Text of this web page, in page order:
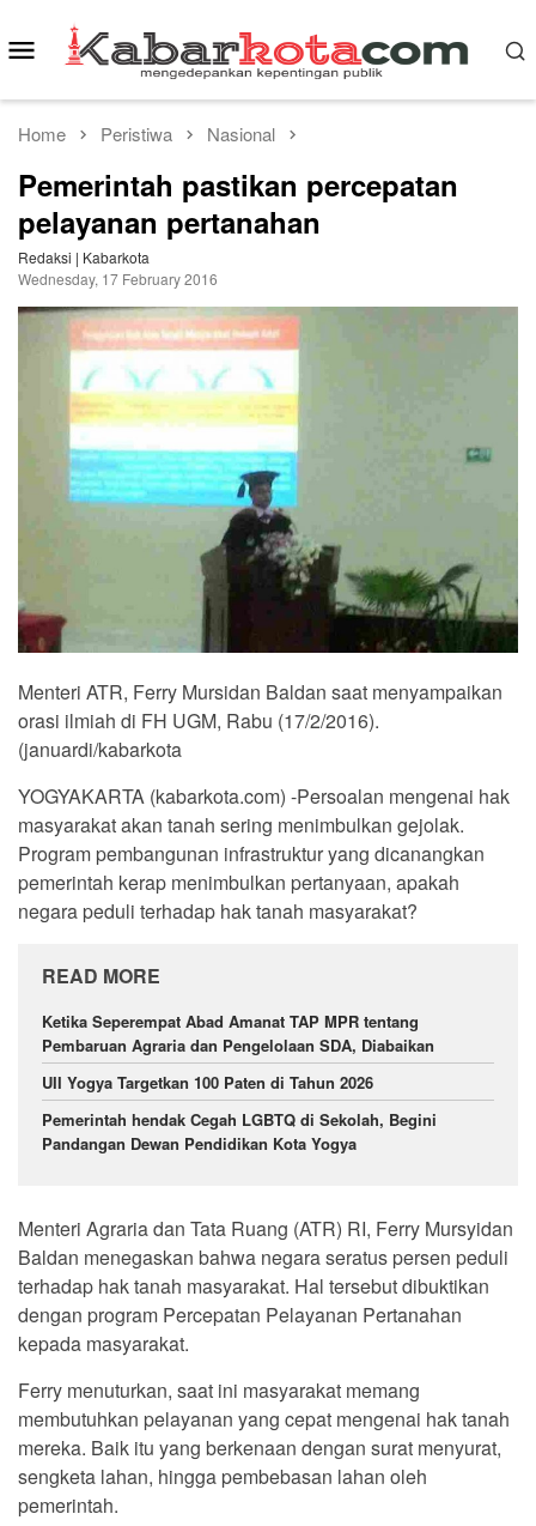
to
content
Mobile
Menu
Home Peristiwa Nasional
Pemerintah pastikan percepatan
pelayanan pertanahan
Redaksi | Kabarkota
Wednesday, 17 February 2016
Menteri ATR, Ferry Mursidan Baldan saat menyampaikan
orasi ilmiah di FH UGM, Rabu (17/2/2016).
(januardi/kabarkota
YOGYAKARTA (kabarkota.com) -Persoalan mengenai hak
masyarakat akan tanah sering menimbulkan gejolak.
Program pembangunan infrastruktur yang dicanangkan
pemerintah kerap menimbulkan pertanyaan, apakah
negara peduli terhadap hak tanah masyarakat?
READ MORE
Ketika Seperempat Abad Amanat TAP MPR tentang
Pembaruan Agraria dan Pengelolaan SDA, Diabaikan
UII Yogya Targetkan 100 Paten di Tahun 2026
Pemerintah hendak Cegah LGBTQ di Sekolah, Begini
Pandangan Dewan Pendidikan Kota Yogya
Menteri Agraria dan Tata Ruang (ATR) RI, Ferry Mursyidan
Baldan menegaskan bahwa negara seratus persen peduli
terhadap hak tanah masyarakat. Hal tersebut dibuktikan
dengan program Percepatan Pelayanan Pertanahan
kepada masyarakat.
Ferry menuturkan, saat ini masyarakat memang
membutuhkan pelayanan yang cepat mengenai hak tanah
mereka. Baik itu yang berkenaan dengan surat menyurat,
sengketa lahan, hingga pembebasan lahan oleh
pemerintah.